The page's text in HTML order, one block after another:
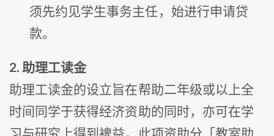
须先约见学生事务主任，始进行申请贷
款。
2. 助理工读金
助理工读金的设立旨在帮助二年级或以上全
时间同学于获得经济资助的同时，亦可在学
习与研究上得到裨益，此项资助分「教室助